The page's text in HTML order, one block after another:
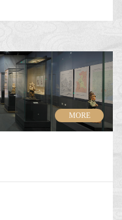
MORE